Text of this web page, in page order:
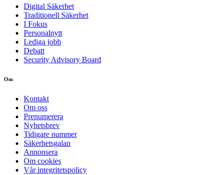
Digital Säkerhet
Traditionell Säkerhet
I Fokus
Personalnytt
Lediga jobb
Debatt
Security Advisory Board
Om
Kontakt
Om oss
Prenumerera
Nyhetsbrev
Tidigare nummer
Säkerhetsgalan
Annonsera
Om cookies
Vår integritetspolicy